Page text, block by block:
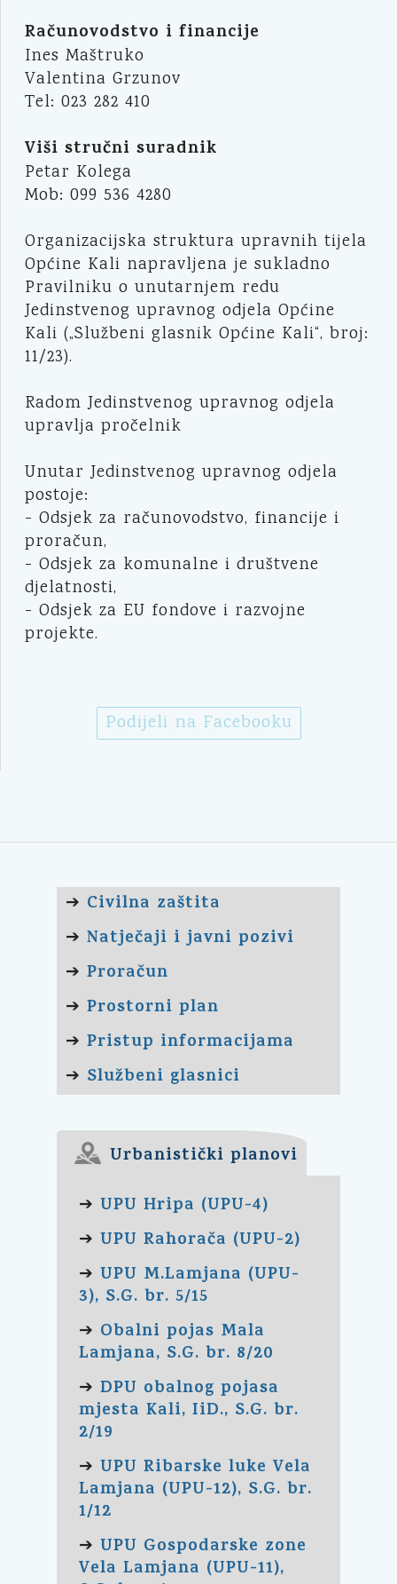
Računovodstvo i financije
Ines Maštruko
Valentina Grzunov
Tel: 023 282 410
Viši stručni suradnik
Petar Kolega
Mob: 099 536 4280
Organizacijska struktura upravnih tijela
Općine Kali napravljena je sukladno
Pravilniku o unutarnjem redu
Jedinstvenog upravnog odjela Općine
Kali („Službeni glasnik Općine Kali“, broj:
11/23).
Radom Jedinstvenog upravnog odjela
upravlja pročelnik
Unutar Jedinstvenog upravnog odjela
postoje:
- Odsjek za računovodstvo, financije i
proračun,
- Odsjek za komunalne i društvene
djelatnosti,
- Odsjek za EU fondove i razvojne
projekte.
Podijeli na Facebooku
➔ Civilna zaštita
➔ Natječaji i javni pozivi
➔ Proračun
➔ Prostorni plan
➔ Pristup informacijama
➔ Službeni glasnici
Urbanistički planovi
➔ UPU Hripa (UPU-4)
➔ UPU Rahorača (UPU-2)
➔ UPU M.Lamjana (UPU-
3), S.G. br. 5/15
➔ Obalni pojas Mala
Lamjana, S.G. br. 8/20
➔ DPU obalnog pojasa
mjesta Kali, IiD., S.G. br.
2/19
➔ UPU Ribarske luke Vela
Lamjana (UPU-12), S.G. br.
1/12
➔ UPU Gospodarske zone
Vela Lamjana (UPU-11),